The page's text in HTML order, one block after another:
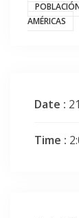
AMÉRICAS
Date :
Time :